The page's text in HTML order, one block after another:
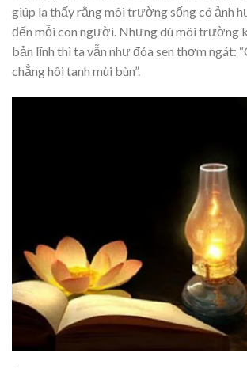
giúp la thấy rằng môi trường sống có ảnh
đến mỗi con người. Nhưng dù môi trường
bản lĩnh thì ta vẫn như đóa sen thơm ngát:
chẳng hôi tanh mùi bùn”.